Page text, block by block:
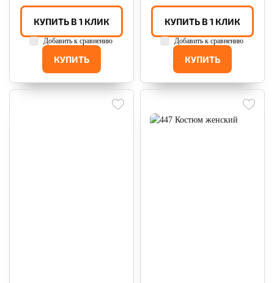
КУПИТЬ
КУПИТЬ В 1 КЛИК
Добавить к сравнению
КУПИТЬ
КУПИТЬ В 1 КЛИК
Добавить к сравнению